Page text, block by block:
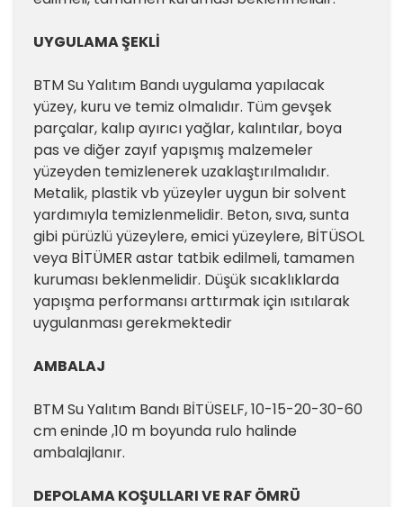
UYGULAMA ŞEKLİ
BTM Su Yalıtım Bandı uygulama yapılacak
yüzey, kuru ve temiz olmalıdır. Tüm gevşek
parçalar, kalıp ayırıcı yağlar, kalıntılar, boya
pas ve diğer zayıf yapışmış malzemeler
yüzeyden temizlenerek uzaklaştırılmalıdır.
Metalik, plastik vb yüzeyler uygun bir solvent
yardımıyla temizlenmelidir. Beton, sıva, sunta
gibi pürüzlü yüzeylere, emici yüzeylere, BİTÜSOL
veya BİTÜMER astar tatbik edilmeli, tamamen
kuruması beklenmelidir. Düşük sıcaklıklarda
yapışma performansı arttırmak için ısıtılarak
uygulanması gerekmektedir
AMBALAJ
BTM Su Yalıtım Bandı BİTÜSELF, 10-15-20-30-60
cm eninde ,10 m boyunda rulo halinde
ambalajlanır.
DEPOLAMA KOŞULLARI VE RAF ÖMRÜ